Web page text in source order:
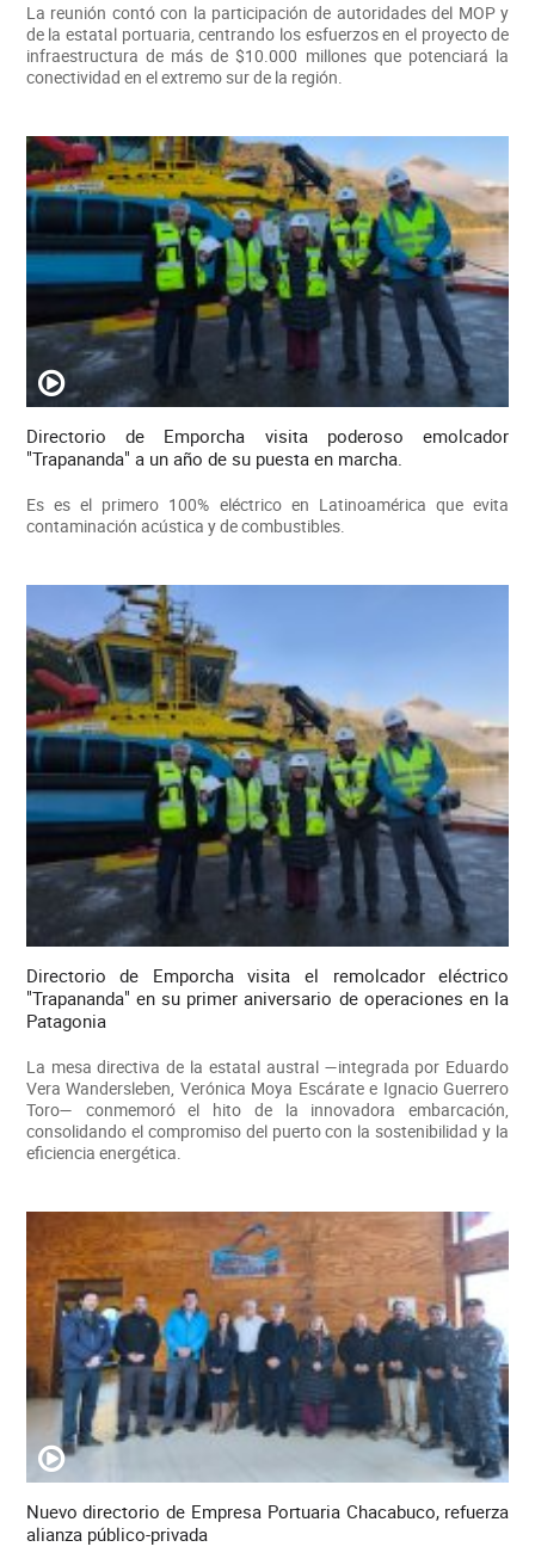
La reunión contó con la participación de autoridades del MOP y
de la estatal portuaria, centrando los esfuerzos en el proyecto de
infraestructura de más de $10.000 millones que potenciará la
conectividad en el extremo sur de la región.
Directorio de Emporcha visita poderoso emolcador
"Trapananda" a un año de su puesta en marcha.
Es es el primero 100% eléctrico en Latinoamérica que evita
contaminación acústica y de combustibles.
Directorio de Emporcha visita el remolcador eléctrico
"Trapananda" en su primer aniversario de operaciones en la
Patagonia
La mesa directiva de la estatal austral —integrada por Eduardo
Vera Wandersleben, Verónica Moya Escárate e Ignacio Guerrero
Toro— conmemoró el hito de la innovadora embarcación,
consolidando el compromiso del puerto con la sostenibilidad y la
eficiencia energética.
Nuevo directorio de Empresa Portuaria Chacabuco, refuerza
alianza público-privada